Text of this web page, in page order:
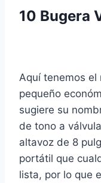
10 Bugera
Aquí tenemos el
pequeño
sugiere su
de tono a
altavoz de 8
portátil que
lista, por lo que